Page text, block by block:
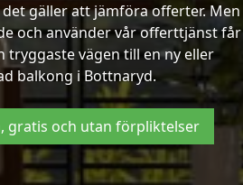
gäller att jämföra offerter. Men
och använder vår offerttjänst får
tryggaste vägen till en ny eller
balkong i Bottnaryd.
gratis och utan förpliktelser